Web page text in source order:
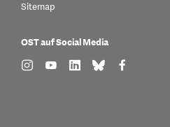
Sitemap
OST auf Social Media
find us on: instagram
find us on: youtube
find us on: linkedin
find us on:
find us